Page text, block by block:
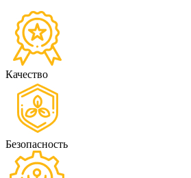
Качество
Безопасность